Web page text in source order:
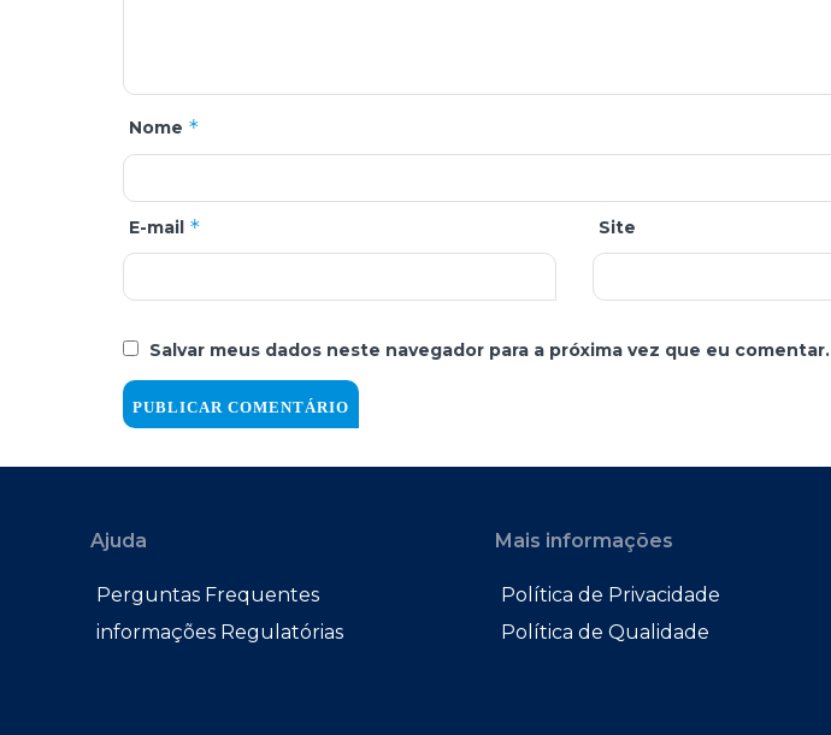
Nome *
E-mail * Site
Salvar meus dados neste navegador para a próxima vez que eu comentar.
Ajuda
Perguntas Frequentes
informações Regulatórias
Mais informações
Política de Privacidade
Política de Qualidade